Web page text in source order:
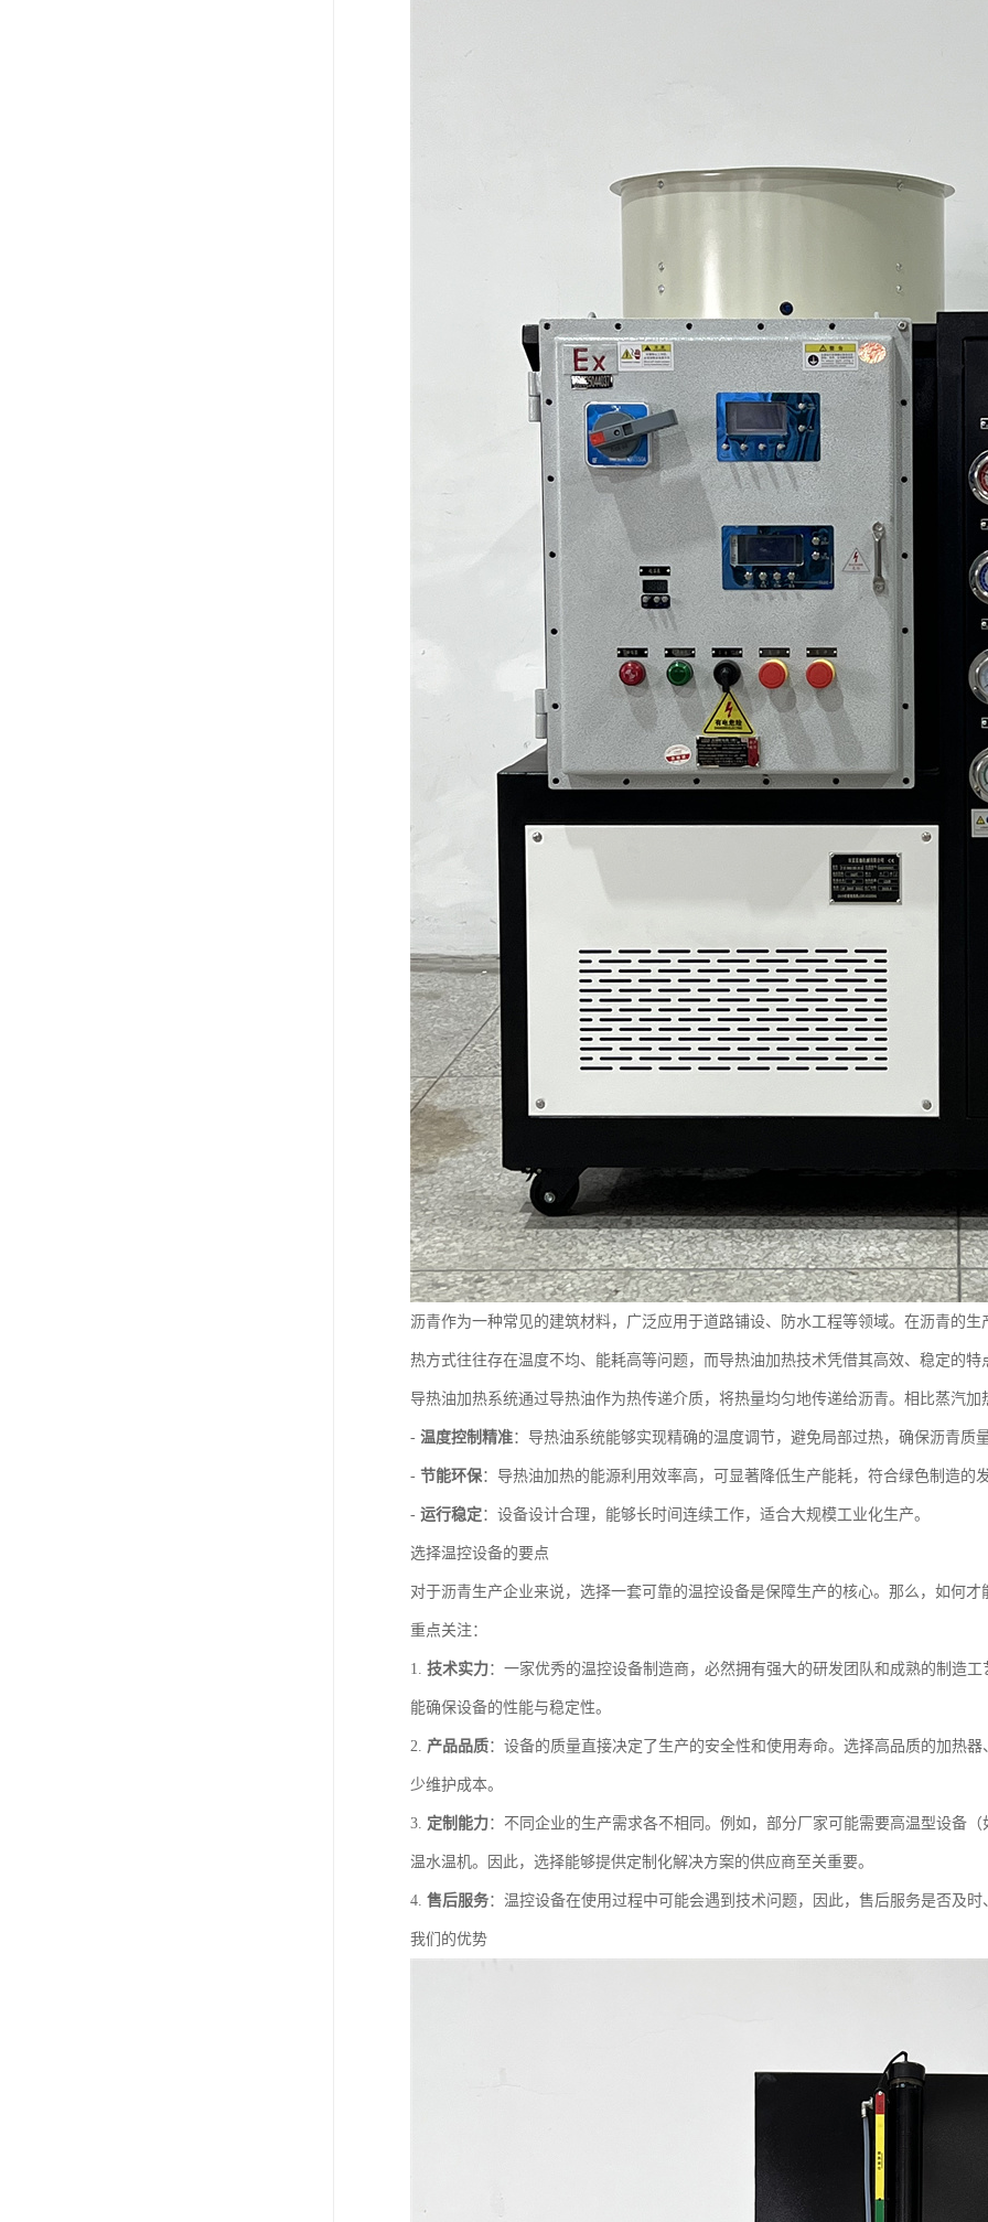
沥青作为一种常见的建筑材料，广泛应用于道路铺设、防水工程等领域。在沥青的
热方式往往存在温度不均、能耗高等问题，而导热油加热技术凭借其高效、稳定的特
导热油加热系统通过导热油作为热传递介质，将热量均匀地传递给沥青。相比蒸汽
- 温度控制精准：导热油系统能够实现精确的温度调节，避免局部过热，确保沥青质
- 节能环保：导热油加热的能源利用效率高，可显著降低生产能耗，符合绿色制造的
- 运行稳定：设备设计合理，能够长时间连续工作，适合大规模工业化生产。
选择温控设备的要点
对于沥青生产企业来说，选择一套可靠的温控设备是保障生产的核心。那么，如何
重点关注：
1. 技术实力：一家优秀的温控设备制造商，必然拥有强大的研发团队和成熟的制造
能确保设备的性能与稳定性。
2. 产品品质：设备的质量直接决定了生产的安全性和使用寿命。选择高品质的加热
少维护成本。
3. 定制能力：不同企业的生产需求各不相同。例如，部分厂家可能需要高温型设备
温水温机。因此，选择能够提供定制化解决方案的供应商至关重要。
4. 售后服务：温控设备在使用过程中可能会遇到技术问题，因此，售后服务是否及
我们的优势